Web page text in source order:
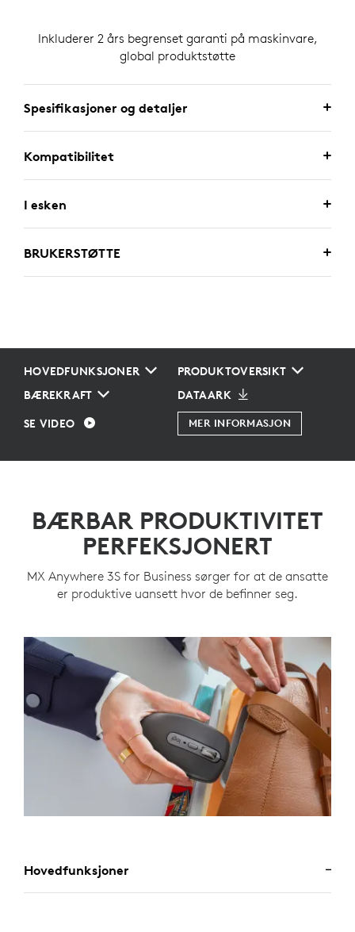
Inkluderer 2 års begrenset garanti på maskinvare,
global produktstøtte
Spesifikasjoner og detaljer
Kompatibilitet
I esken
BRUKERSTØTTE
HOVEDFUNKSJONER
PRODUKTOVERSIKT
BÆREKRAFT
DATAARK
SE VIDEO
MER INFORMASJON
BÆRBAR PRODUKTIVITET
PERFEKSJONERT
MX Anywhere 3S for Business sørger for at de ansatte
er produktive uansett hvor de befinner seg.
Hovedfunksjoner